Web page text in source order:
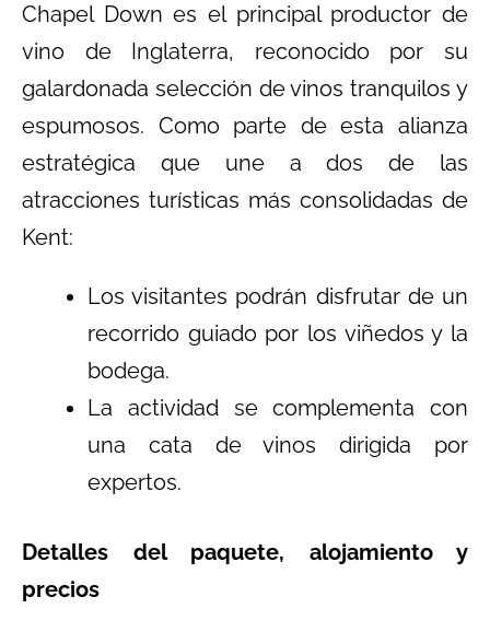
Chapel Down es el principal productor de
vino de Inglaterra, reconocido por su
galardonada selección de vinos tranquilos y
espumosos. Como parte de esta alianza
estratégica que une a dos de las
atracciones turísticas más consolidadas de
Kent:
Los visitantes podrán disfrutar de un
recorrido guiado por los viñedos y la
bodega.
La actividad se complementa con
una cata de vinos dirigida por
expertos.
Detalles del paquete, alojamiento y
precios